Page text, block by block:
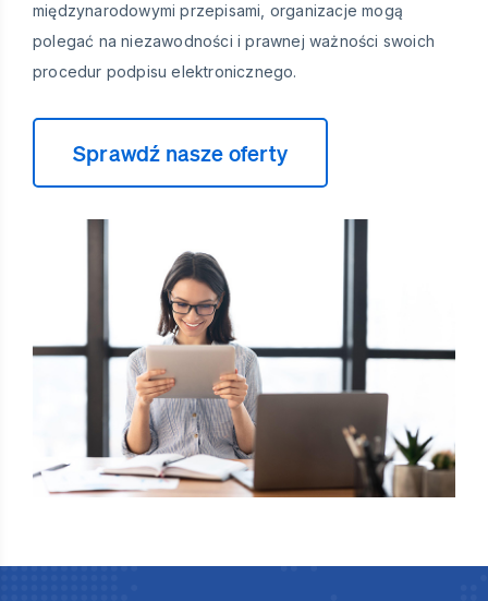
międzynarodowymi przepisami, organizacje mogą
polegać na niezawodności i prawnej ważności swoich
procedur podpisu elektronicznego.
Sprawdź nasze oferty